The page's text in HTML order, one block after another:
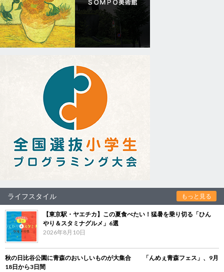
ライフスタイル もっと見る
【東京駅・ヤエチカ】この夏食べたい！猛暑を乗り切る「ひん
やり＆スタミナグルメ」6選
2026年8月10日
秋の日比谷公園に青森のおいしいものが大集合 「んめぇ青森フェス」、9月
18日から3日間